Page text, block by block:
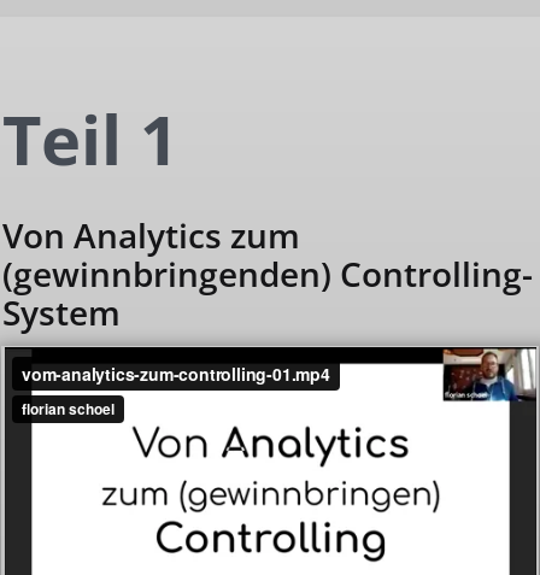
Teil 1
Von Analytics zum
(gewinnbringenden) Controlling-
System